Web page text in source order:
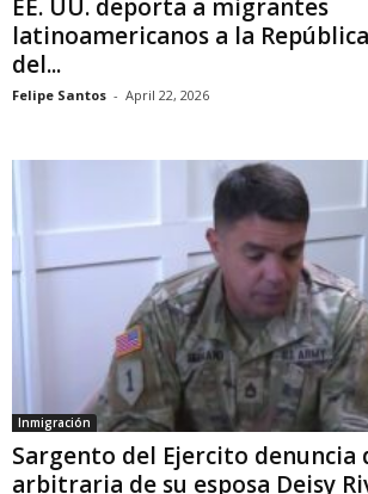
EE. UU. deporta a migrantes
latinoamericanos a la
del...
Felipe Santos - April 22, 2026
Inmigración
Sargento del Ejercito denuncia
arbitraria de su esposa Deisy